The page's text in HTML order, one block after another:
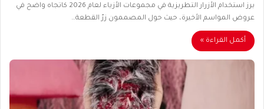
برز استخدام الأزرار التطريزية في مجموعات الأزياء لعام 2026 كاتجاه واضح في
عروض المواسم الأخيرة، حيث حول المصممون زرّ القطعة…
أكمل القراءة »